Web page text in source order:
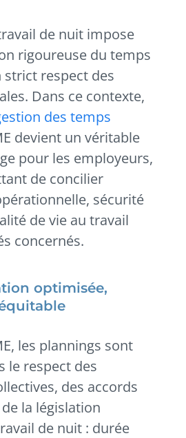
de nuit impose
rigoureuse du temps
strict respect des
Dans ce contexte,
des temps
devient un véritable
pour les employeurs,
de concilier
sécurité
de vie au travail
concernés.
optimisée,
les plannings sont
le respect des
des accords
la législation
de nuit : durée